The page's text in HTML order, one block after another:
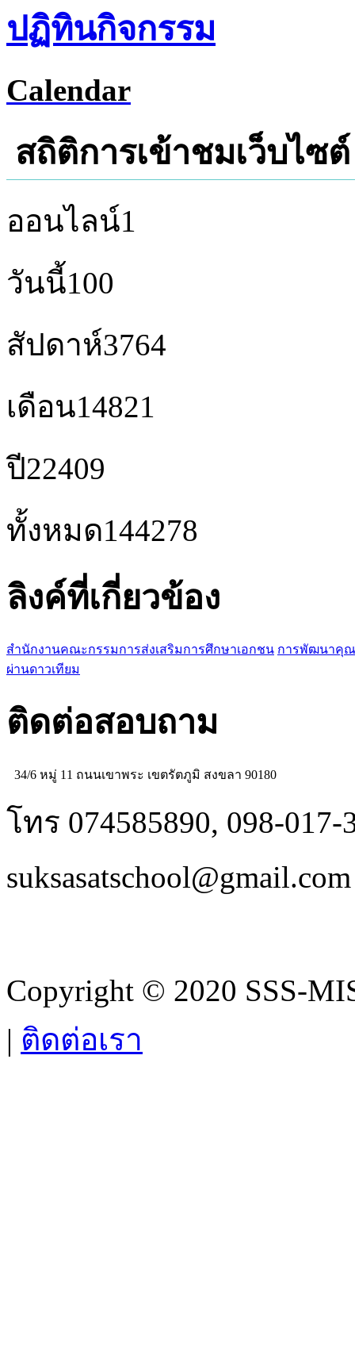
ปฏิทินกิจกรรม
Calendar
สถิติการเข้าชมเว็บไซต์
ออนไลน์1
วันนี้100
สัปดาห์3764
เดือน14821
ปี22409
ทั้งหมด144278
ลิงค์ที่เกี่ยวข้อง
สำนักงานคณะกรรมการส่งเสริมการศึกษาเอกชน การพัฒนาคุณ
ผ่านดาวเทียม
ติดต่อสอบถาม
34/6 หมู่ 11 ถนนเขาพระ เขตรัตภูมิ สงขลา 90180
โทร 074585890, 098-017-
suksasatschool@gmail.com
Copyright © 2020 SSS-
| ติดต่อเรา